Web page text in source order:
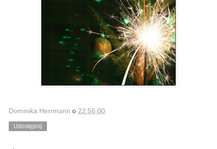
Dominika Herrmann o 22:56:00
Udostępnij